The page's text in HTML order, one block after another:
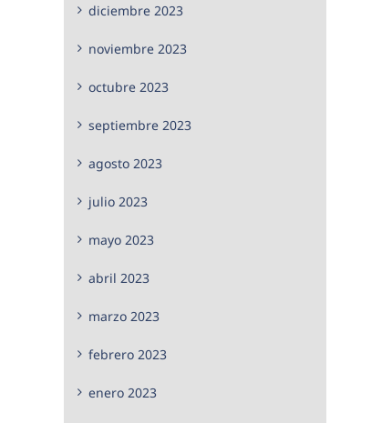
diciembre 2023
noviembre 2023
octubre 2023
septiembre 2023
agosto 2023
julio 2023
mayo 2023
abril 2023
marzo 2023
febrero 2023
enero 2023